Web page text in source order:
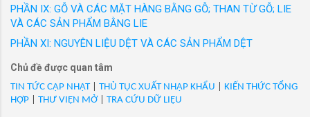
- Mã Hs 67041900: ILK02OT/2512/Lông mi giả bằng sợi tổng
hợp, Nhãn hiệu KISS, mã ILK02OT, Mới 100%, (36 mi + 1 nhíp)/
hộp)/VN/XK
Nhãn hiệu KISS, mã ILK05, Mới 100%, (36 mi + 1 nhíp)/
hộp)/VN/XK
đưa ra thị trường trong nước với các nhãn hiệu
được người tiêu dùng Việt Nam yêu thích. Hàng
loạt sản phẩm thời trang công sở cao cấp như
Classic, May10 Classic Suit... Thương hiệu
Veston và nhiều thương hiệu thời trang được
phát triển trong 20 năm qua của May 10 đ...
PHẦN IX: GỖ VÀ CÁC MẶT HÀNG BẰNG GỖ; THAN TỪ GỖ; LIE
VÀ CÁC SẢN PHẨM BẰNG LIE
PHẦN XI: NGUYÊN LIỆU DỆT VÀ CÁC SẢN PHẨM DỆT
Chủ đề được quan tâm
TIN TỨC CẬP NHẬT| THỦ TỤC XUẤT NHẬP KHẨU
KIẾN THỨC TỔNG
HỢP
THƯ VIỆN MỞ| TRA CỨU DỮ LIỆU